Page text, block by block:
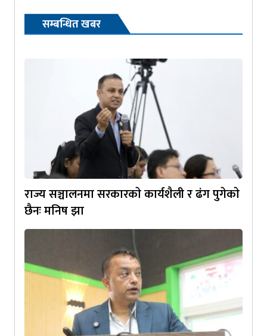
सम्बन्धित खबर
राज्य सञ्चालनमा सरकारकाे कार्यशैली र ढंग पुगेकाे
छैनः मनिष झा